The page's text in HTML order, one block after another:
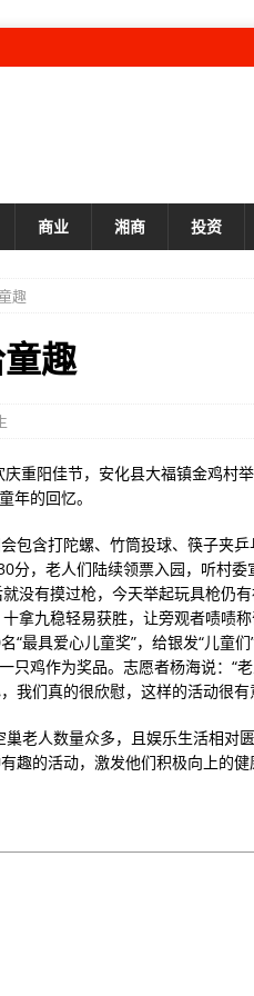
商业 湘商 投资
趣
趣
重阳佳节，安化县大福镇金鸡村
年的回忆。
包含打陀螺、竹筒投球、筷子夹
分，老人们陆续领票入园，听村
没有摸过枪，今天举起玩具枪仍
拿九稳轻易获胜，让旁观者啧啧
“最具爱心儿童奖”，给银发“儿童
只鸡作为奖品。志愿者杨海说：“
我们真的很欣慰，这样的活动很
老人数量众多，且娱乐生活相对
趣的活动，激发他们积极向上的健